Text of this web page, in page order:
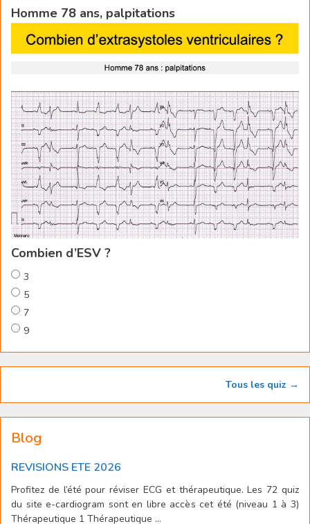
Homme 78 ans, palpitations
Combien d’ESV ?
3
5
7
9
Tous les quiz →
Blog
REVISIONS ETE 2026
Profitez de l’été pour réviser ECG et thérapeutique. Les 72 quiz
du site e-cardiogram sont en libre accès cet été (niveau 1 à 3)
Thérapeutique 1 Thérapeutique ...